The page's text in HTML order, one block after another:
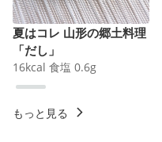
夏はコレ 山形の郷土料理
「だし」
16kcal 食塩 0.6g
もっと見る